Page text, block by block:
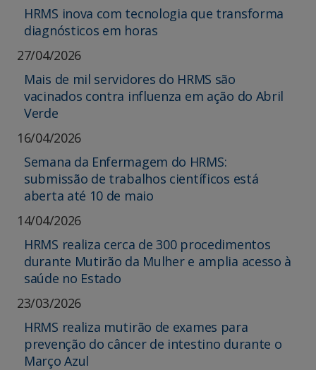
HRMS inova com tecnologia que transforma
diagnósticos em horas
27/04/2026
Mais de mil servidores do HRMS são
vacinados contra influenza em ação do Abril
Verde
16/04/2026
Semana da Enfermagem do HRMS:
submissão de trabalhos científicos está
aberta até 10 de maio
14/04/2026
HRMS realiza cerca de 300 procedimentos
durante Mutirão da Mulher e amplia acesso à
saúde no Estado
23/03/2026
HRMS realiza mutirão de exames para
prevenção do câncer de intestino durante o
Março Azul